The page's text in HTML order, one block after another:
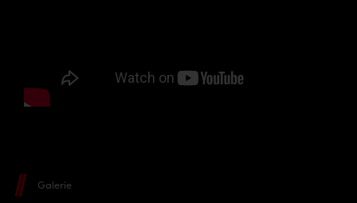
Galerie